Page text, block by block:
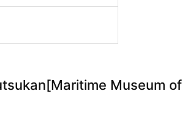
Museum of